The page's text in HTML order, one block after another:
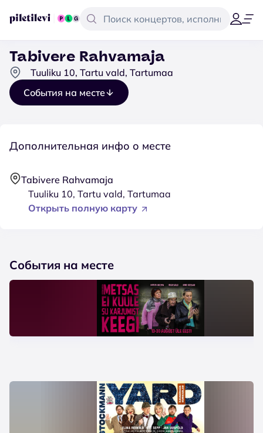
Tabivere Rahvamaja
Tuuliku 10, Tartu vald, Tartumaa
События на месте
Дополнительная инфо о месте
Tabivere Rahvamaja
Tuuliku 10, Tartu vald, Tartumaa
Открыть полную карту
События на месте